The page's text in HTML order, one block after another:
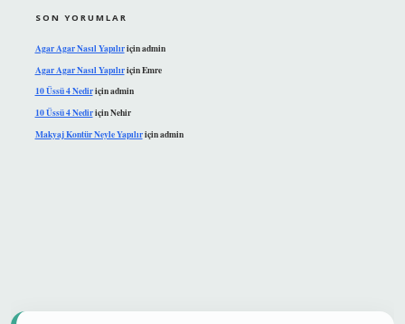
SON YORUMLAR
Agar Agar Nasıl Yapılıriçinadmin
Agar Agar Nasıl YapılıriçinEmre
10 Üssü 4 Nediriçinadmin
10 Üssü 4 NediriçinNehir
Makyaj Kontür Neyle Yapılıriçinadmin